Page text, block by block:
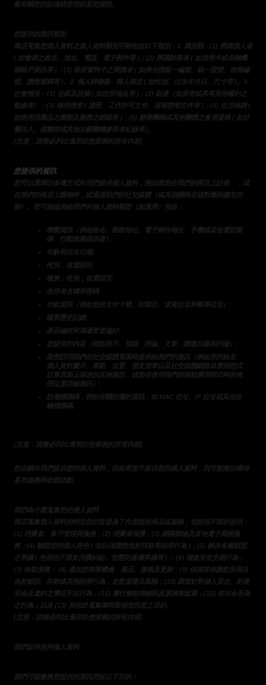
集有關您的設備或使用的某些資訊。
您提供的資訊類別
商店蒐集您個人資料之個人資料類別可能包括以下類別：1. 識別類 - (1) 辨識個人者
( 如會員之姓名、地址、電話、電子郵件等 )；(2) 辨識財務者 ( 如信用卡或金融機
構帳戶資訊等 )；(3) 政府資料中之辨識者 ( 如身分證統一編號、統一證號、稅籍編
號、護照號碼等 )。2. 個人特徵類 - 個人描述 ( 如性別、出生年月日、尺寸等 )。3.
社會情況 – (1) 住家及設施 ( 如住所地址等 )；(2) 財產（如所有或具有其他權利之
動產等）；(3) 移民情形 ( 護照、工作許可文件、居留證明文件等 )；(4) 生活格調 (
如使用消費品之種類及服務之細節等 )；(5) 慈善機構或其他團體之會員資格 ( 如社
團法人、俱樂部或其他志願團體參與者紀錄等 )。
[注意：請務必列出適用於您業務的所有內容]
您提供的資訊
您可以選擇以多種方式向我們提供個人資料，例如當您在我們的商店上註冊時
，或
在我們的商店上購物時，或通過我們的社交媒體（或其相關商店或對應的擴充功
能）。您可能提供給我們的個人資料類型（如適用）包括：
聯繫資訊（例如姓名、郵政地址、電子郵件地址、手機或其他電話號
碼、行動服務提供者）;
年齡和出生日期;
性別，首選語言;
種族，性別，首選語言;
使用者名稱和密碼
付款資訊（例如您的支付卡號、到期日、送貨位址和帳單位址）;
購買歷史記錄;
產品偏好和溝通管道偏好;
您提供的內容（例如照片、視頻、評論、文章、調查回復和評論）;
當您訪問我們的社交媒體頁面時提供給我們的資訊（例如您的姓名、
個人資料圖片、喜歡、位置、朋友清單以及社交媒體網路或應用程式
註冊頁面上描述的其他資訊，或您在使用我們的移動應用程式時的地
理位置詳細資訊）;
設備標識碼，例如有關設備的資訊，如 MAC 位址、IP 位址或其他在
線標識碼。
[注意：請務必列出適用於您業務的所有內容]
您自願向我們提供您的個人資料，但如果您不提供您的個人資料，則可能無法獲得
某些服務和促銷活動。
我們為什麼蒐集您的個人資料
商店蒐集個人資料的特定目的皆是為了向您提供商品或服務，包括但不限於提供：
(1) 消費者、客戶管理與服務；(2) 消費者保護；(3) 網路購物及其他電子商務服
務；(4) 驗證您的個人身份 ( 如以保護您免於詐欺等犯罪行為 )；(5) 解決各種類型
之爭議 ( 包括但不限於消費糾紛、智慧財產權爭議等 )； (6) 增進安全交易行為；
(7) 收取債務； (8) 通知您商業機會、產品、服務及更新；(9) 偵測並保護您及商店
免於錯誤、詐欺或其他犯罪行為，並監測遵法風險；(10) 調查針對個人安全、財產
安全及違約之潛在不法行為；(11) 履行條款與細則及退換貨政策；(12) 依法令所為
之行為；以及 (13) 其他於蒐集當時取得您同意之目的。
[注意：請務必列出適用於您業務的所有內容]
我們如何使用個人資料
我們可能會將您提供的資訊用於以下目的：